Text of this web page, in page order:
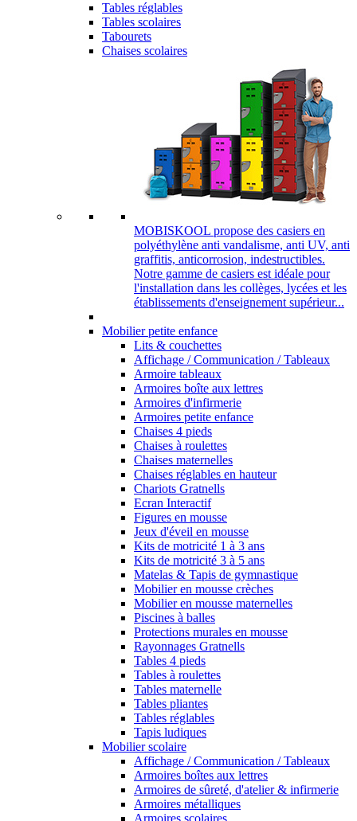
Tables réglables
Tables scolaires
Tabourets
Chaises scolaires
MOBISKOOL propose des casiers en
polyéthylène anti vandalisme, anti UV, anti
graffitis, anticorrosion, indestructibles.
Notre gamme de casiers est idéale pour
l'installation dans les collèges, lycées et les
établissements d'enseignement supérieur...
Mobilier petite enfance
Lits & couchettes
Affichage / Communication / Tableaux
Armoire tableaux
Armoires boîte aux lettres
Armoires d'infirmerie
Armoires petite enfance
Chaises 4 pieds
Chaises à roulettes
Chaises maternelles
Chaises réglables en hauteur
Chariots Gratnells
Ecran Interactif
Figures en mousse
Jeux d'éveil en mousse
Kits de motricité 1 à 3 ans
Kits de motricité 3 à 5 ans
Matelas & Tapis de gymnastique
Mobilier en mousse crèches
Mobilier en mousse maternelles
Piscines à balles
Protections murales en mousse
Rayonnages Gratnells
Tables 4 pieds
Tables à roulettes
Tables maternelle
Tables pliantes
Tables réglables
Tapis ludiques
Mobilier scolaire
Affichage / Communication / Tableaux
Armoires boîtes aux lettres
Armoires de sûreté, d'atelier & infirmerie
Armoires métalliques
Armoires scolaires